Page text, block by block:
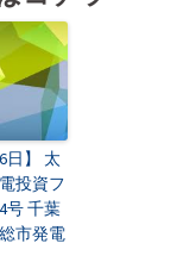
日】 太
投資フ
号 千葉
市発電